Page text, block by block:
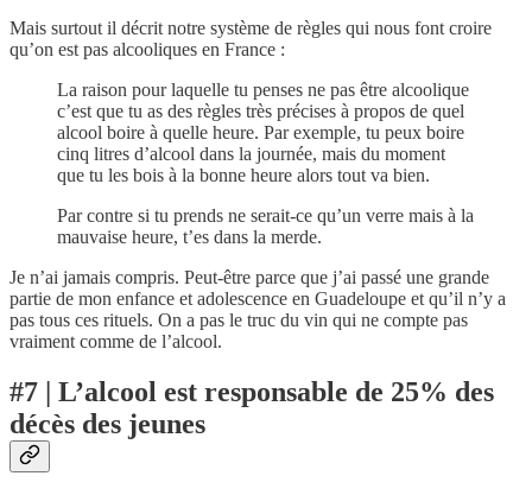
Mais surtout il décrit notre système de règles qui nous font croire
qu’on est pas alcooliques en France :
La raison pour laquelle tu penses ne pas être alcoolique
c’est que tu as des règles très précises à propos de quel
alcool boire à quelle heure. Par exemple, tu peux boire
cinq litres d’alcool dans la journée, mais du moment
que tu les bois à la bonne heure alors tout va bien.
Par contre si tu prends ne serait-ce qu’un verre mais à la
mauvaise heure, t’es dans la merde.
Je n’ai jamais compris. Peut-être parce que j’ai passé une grande
partie de mon enfance et adolescence en Guadeloupe et qu’il n’y a
pas tous ces rituels. On a pas le truc du vin qui ne compte pas
vraiment comme de l’alcool.
#7 | L’alcool est responsable de 25% des
décès des jeunes